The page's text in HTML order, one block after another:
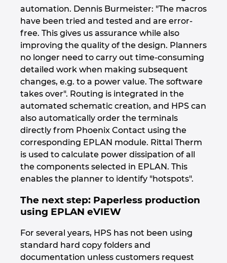
automation. Dennis Burmeister: "The macros
have been tried and tested and are error-
free. This gives us assurance while also
improving the quality of the design. Planners
no longer need to carry out time-consuming
detailed work when making subsequent
changes, e.g. to a power value. The software
takes over". Routing is integrated in the
automated schematic creation, and HPS can
also automatically order the terminals
directly from Phoenix Contact using the
corresponding EPLAN module. Rittal Therm
is used to calculate power dissipation of all
the components selected in EPLAN. This
enables the planner to identify "hotspots".
The next step: Paperless production
using EPLAN eVIEW
For several years, HPS has not been using
standard hard copy folders and
documentation unless customers request